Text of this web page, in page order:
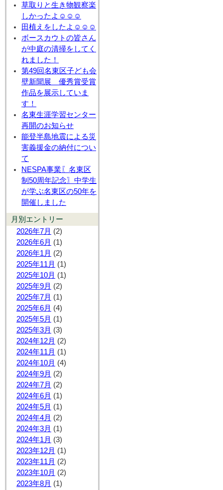
草取りと生き物観察楽
しかったよ☺☺☺
田植えをしたよ☺☺☺
ボースカウトの皆さん
が中庭の清掃をしてく
れました！
第49回名東区子ども会
壁新聞展 優秀賞受賞
作品を展示していま
す！
名東生涯学習センター
再開のお知らせ
能登半島地震による災
害義援金の納付につい
て
NESPA事業〖名東区
制50周年記念〗中学生
が学ぶ名東区の50年を
開催しました
月別エントリー
2026年7月 (2)
2026年6月 (1)
2026年1月 (2)
2025年11月 (1)
2025年10月 (1)
2025年9月 (2)
2025年7月 (1)
2025年6月 (4)
2025年5月 (1)
2025年3月 (3)
2024年12月 (2)
2024年11月 (1)
2024年10月 (4)
2024年9月 (2)
2024年7月 (2)
2024年6月 (1)
2024年5月 (1)
2024年4月 (2)
2024年3月 (1)
2024年1月 (3)
2023年12月 (1)
2023年11月 (2)
2023年10月 (2)
2023年8月 (1)